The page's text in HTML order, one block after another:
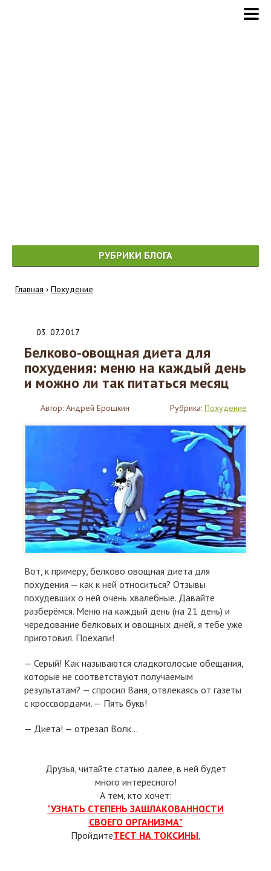
РУБРИКИ БЛОГА
Главная › Похудение
03. 07.2017
Белково-овощная диета для
похудения: меню на каждый день
и можно ли так питаться месяц
Автор: Андрей Ерошкин Рубрика: Похудение
Вот, к примеру, белково овощная диета для
похудения — как к ней относиться? Отзывы
похудевших о ней очень хвалебные. Давайте
разберёмся. Меню на каждый день (на 21 день) и
чередование белковых и овощных дней, я тебе уже
приготовил. Поехали!
— Серый! Как называются сладкоголосые обещания,
которые не соответствуют получаемым
результатам? — спросил Ваня, отвлекаясь от газеты
с кроссвордами. — Пять букв!
— Диета! — отрезал Волк...
Друзья, читайте статью далее, в ней будет
много интересного!
А тем, кто хочет:
"УЗНАТЬ СТЕПЕНЬ ЗАШЛАКОВАННОСТИ
СВОЕГО ОРГАНИЗМА"
ПройдитеТЕСТ НА ТОКСИНЫ.